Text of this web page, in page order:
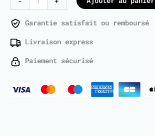
de
Kigelia
-
Liter
Garantie satisfait ou remboursé
Livraison express
Paiement sécurisé